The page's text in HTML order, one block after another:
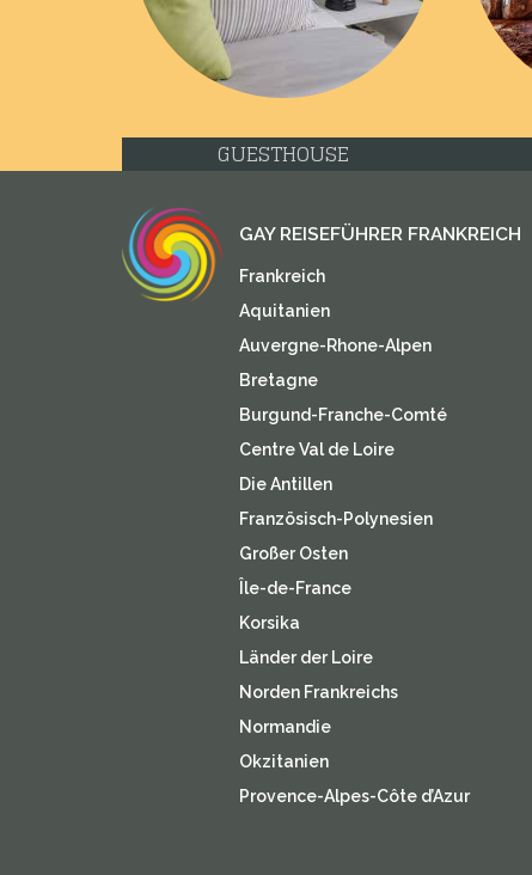
GUESTHOUSE
GAY REISEFÜHRER FRANKREICH
Frankreich
Aquitanien
Auvergne-Rhone-Alpen
Bretagne
Burgund-Franche-Comté
Centre Val de Loire
Die Antillen
Französisch-Polynesien
Großer Osten
Île-de-France
Korsika
Länder der Loire
Norden Frankreichs
Normandie
Okzitanien
Provence-Alpes-Côte d’Azur